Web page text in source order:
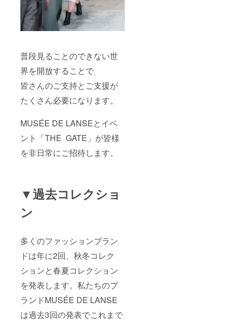
普段見ることのできない世
界を開放することで
皆さんのご支持とご支援が
たくさん必要になります。
MUSÉE DE LANSEとイベ
ント「THE GATE」が皆様
を非日常にご招待します。
▼過去コレクショ
ン
多くのファッションブラン
ドは年に2回、秋冬コレク
ションと春夏コレクション
を発表します。私たちのブ
ランドMUSÉE DE LANSE
は過去3回の発表でこれまで